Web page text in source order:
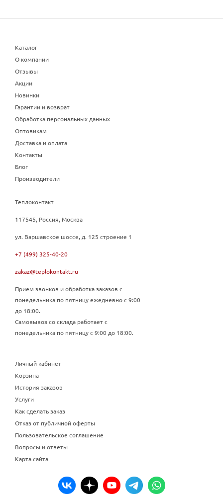
Каталог
О компании
Отзывы
Акции
Новинки
Гарантии и возврат
Обработка персональных данных
Оптовикам
Доставка и оплата
Контакты
Блог
Производители
Теплоконтакт
117545, Россия, Москва
ул. Варшавское шоссе, д. 125 строение 1
+7 (499) 325-40-20
zakaz@teplokontakt.ru
Прием звонков и обработка заказов с
понедельника по пятницу ежедневно с 9:00
до 18:00.
Самовывоз со склада работает с
понедельника по пятницу с 9:00 до 18:00.
Личный кабинет
Корзина
История заказов
Услуги
Как сделать заказ
Отказ от публичной оферты
Пользовательское соглашение
Вопросы и ответы
Карта сайта